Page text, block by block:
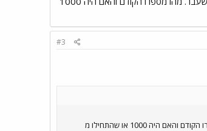
#3
1.מה זה "0157"? 2.אתה איפה נמצאים האוטובוסים המושבתים 200-240? (בעיקר 200) 3.אני ראיתי בעבר סדנא של 10XX לשעבר. מהו מספרו הקודם והאם היה 1000 או שהתחילו מ